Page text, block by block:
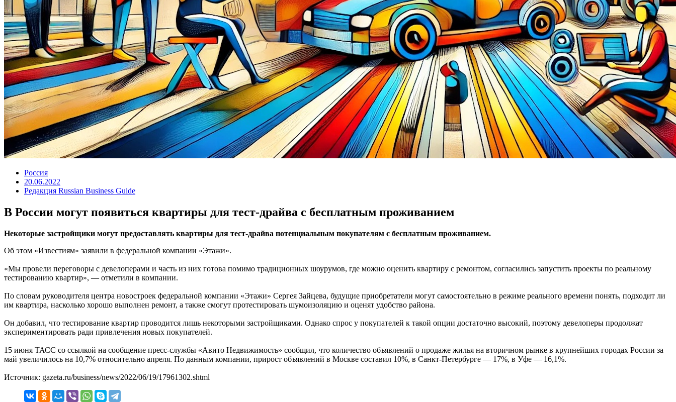
Россия
20.06.2022
Редакция Russian Business Guide
В России могут появиться квартиры для тест-драйва с бесплатным проживанием
Некоторые застройщики могут предоставлять квартиры для тест-драйва потенциальным покупателям с бесплатным проживанием.
Об этом «Известиям» заявили в федеральной компании «Этажи».
«Мы провели переговоры с девелоперами и часть из них готова помимо традиционных шоурумов, где можно оценить квартиру с ремонтом, согласились запустить проекты по реальному
тестированию квартир», — отметили в компании.
По словам руководителя центра новостроек федеральной компании «Этажи» Сергея Зайцева, будущие приобретатели могут самостоятельно в режиме реального времени понять, подходит ли
им квартира, насколько хорошо выполнен ремонт, а также смогут протестировать шумоизоляцию и оценят удобство района.
Он добавил, что тестирование квартир проводится лишь некоторыми застройщиками. Однако спрос у покупателей к такой опции достаточно высокий, поэтому девелоперы продолжат
экспериментировать ради привлечения новых покупателей.
15 июня ТАСС со ссылкой на сообщение пресс-службы «Авито Недвижимость» сообщил, что количество объявлений о продаже жилья на вторичном рынке в крупнейших городах России за
май увеличилось на 10,7% относительно апреля. По данным компании, прирост объявлений в Москве составил 10%, в Санкт-Петербурге — 17%, в Уфе — 16,1%.
Источник: gazeta.ru/business/news/2022/06/19/17961302.shtml